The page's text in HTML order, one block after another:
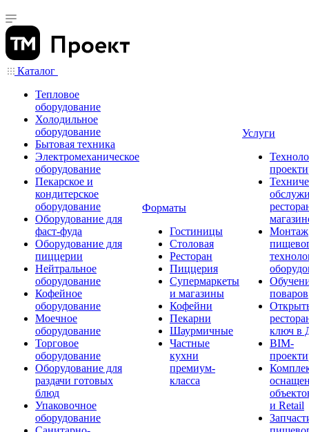
Каталог
Тепловое
оборудование
Холодильное
оборудование
Бытовая техника
Электромеханическое
оборудование
Пекарское и
кондитерское
оборудование
Оборудование для
фаст-фуда
Оборудование для
пиццерии
Нейтральное
оборудование
Кофейное
оборудование
Моечное
оборудование
Торговое
оборудование
Оборудование для
раздачи готовых
блюд
Упаковочное
оборудование
Форматы
Гостиницы
Столовая
Ресторан
Пиццерия
Супермаркеты
и магазины
Кофейни
Пекарни
Шаурмичные
Частные
кухни
премиум-
класса
Услуги
Монтаж
поваров
ключ в
BIM-
и Retail